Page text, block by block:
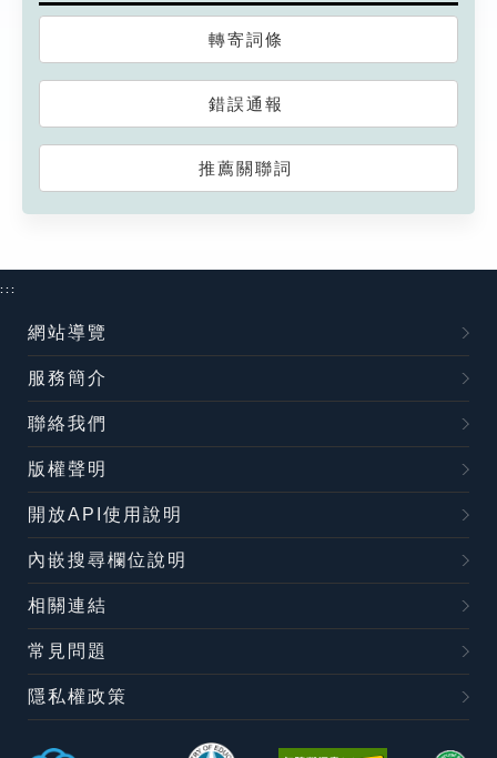
轉寄詞條
錯誤通報
推薦關聯詞
:::
網站導覽
服務簡介
聯絡我們
版權聲明
開放API使用說明
內嵌搜尋欄位說明
相關連結
常見問題
隱私權政策